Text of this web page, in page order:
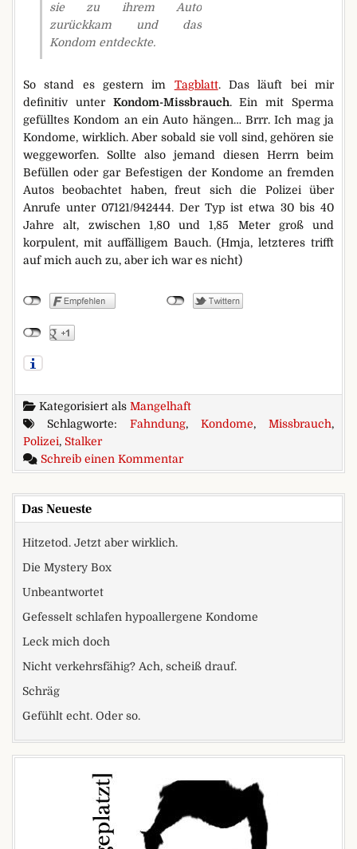
sie zu ihrem Auto
zurückkam und das
Kondom entdeckte.
So stand es gestern im Tagblatt. Das läuft bei mir
definitiv unter Kondom-Missbrauch. Ein mit Sperma
gefülltes Kondom an ein Auto hängen… Brrr. Ich mag ja
Kondome, wirklich. Aber sobald sie voll sind, gehören sie
weggeworfen. Sollte also jemand diesen Herrn beim
Befüllen oder gar Befestigen der Kondome an fremden
Autos beobachtet haben, freut sich die Polizei über
Anrufe unter 07121/942444. Der Typ ist etwa 30 bis 40
Jahre alt, zwischen 1,80 und 1,85 Meter groß und
korpulent, mit auffälligem Bauch. (Hmja, letzteres trifft
auf mich auch zu, aber ich war es nicht)
Kategorisiert als Mangelhaft
Schlagworte: Fahndung, Kondome, Missbrauch,
Polizei, Stalker
Schreib einen Kommentarzu Kondom-Missbrauch
Das Neueste
Hitzetod. Jetzt aber wirklich.
Die Mystery Box
Unbeantwortet
Gefesselt schlafen hypoallergene Kondome
Leck mich doch
Nicht verkehrsfähig? Ach, scheiß drauf.
Schräg
Gefühlt echt. Oder so.